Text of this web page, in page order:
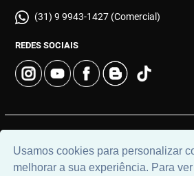
Usamos cookies para personalizar
melhorar a sua experiência. Para
(31) 9 9943-1427 (Comercial)
REDES SOCIAIS
Universal Software.